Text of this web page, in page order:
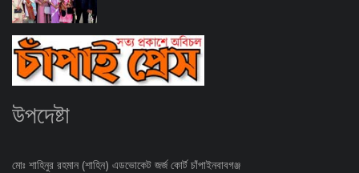
স্বাস্থ্য
লাইফ স্টাইল
উপদেষ্টা
মোঃ শাহিনুর রহমান (শাহিন) এডভোকেট জর্জ কোর্ট চাঁপাইনবাবগঞ্জ